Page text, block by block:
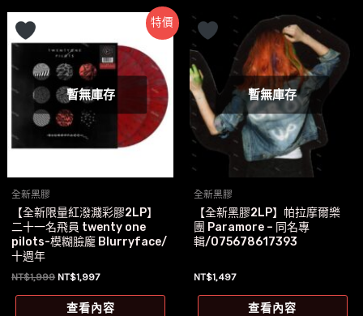
新
目
排
序
特價
暫無庫存
全新黑膠
【全新限量紅潑濺彩膠2LP】
二十一名飛員 twenty one
pilots-模糊臉龐 Blurryface/
十週年
NT$1,999 原
價
NT$1,997目
價
查看內容
暫無庫存
全新黑膠
【全新黑膠2LP】帕拉摩爾樂
團 Paramore – 同名專
輯/075678617393
NT$1,497
查看內容